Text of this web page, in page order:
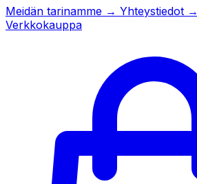
Meidän tarinamme → Yhteystiedot →
Verkkokauppa